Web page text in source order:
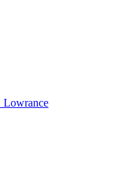
Lowrance